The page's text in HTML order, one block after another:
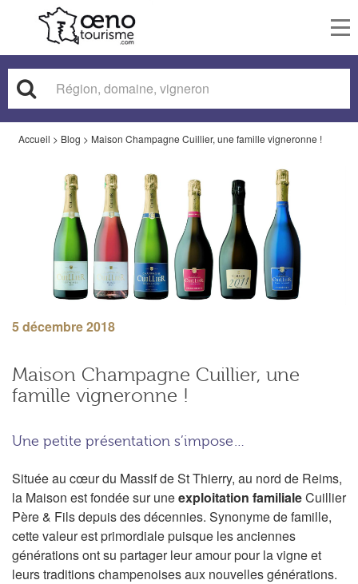
Accueil > Blog > Maison Champagne Cuillier, une famille vigneronne !
5 décembre 2018
Maison Champagne Cuillier, une
famille vigneronne !
Une petite présentation s’impose…
Située au cœur du Massif de St Thierry, au nord de Reims,
la Maison est fondée sur uneexploitation familialeCuillier
Père & Fils depuis des décennies. Synonyme de famille,
cette valeur est primordiale puisque les anciennes
générations ont su partager leur amour pour la vigne et
leurs traditions champenoises aux nouvelles générations.